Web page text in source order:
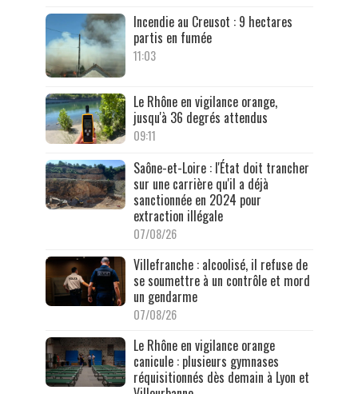
Incendie au Creusot : 9 hectares
partis en fumée
11:03
Le Rhône en vigilance orange,
jusqu'à 36 degrés attendus
09:11
Saône-et-Loire : l'État doit trancher
sur une carrière qu'il a déjà
sanctionnée en 2024 pour
extraction illégale
07/08/26
Villefranche : alcoolisé, il refuse de
se soumettre à un contrôle et mord
un gendarme
07/08/26
Le Rhône en vigilance orange
canicule : plusieurs gymnases
réquisitionnés dès demain à Lyon et